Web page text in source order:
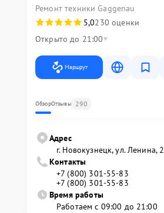
Ремонт техники Gaggenau
5,0230 оценки
Открыто до 21:00
Маршрут
ОбзорОтзывы 290
Адрес
г. Новокузнецк, ул. Ленина, 2
Контакты
+7 (800) 301-55-83
+7 (800) 301-55-83
Время работы
Работаем с 09:00 до 21:00